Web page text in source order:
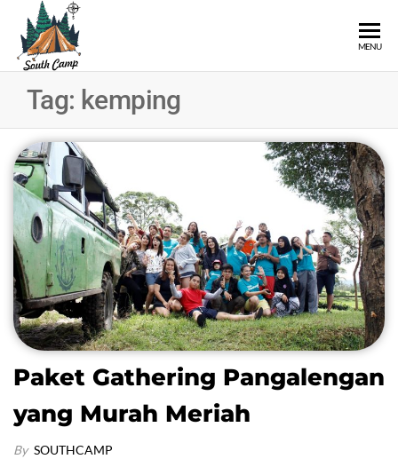
CAMP
Selatan
MENU
Tag: kemping
Paket Gathering Pangalengan
yang Murah Meriah
By SOUTHCAMP